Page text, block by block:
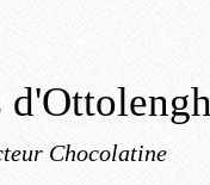
Chocolatine